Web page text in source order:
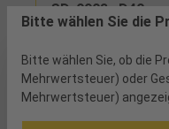
SD..0903.. D40mm
1 verfügbar
zum Anfasen von
Bitte wählen Sie die
Bitte wählen Sie, ob die
Mehrwertsteuer) oder
Mehrwertsteuer)